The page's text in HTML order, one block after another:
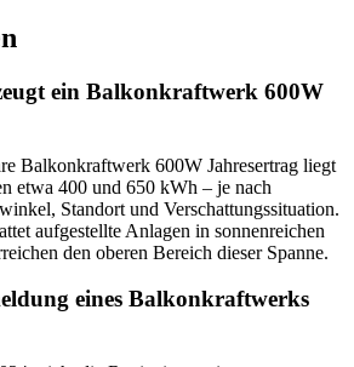
ein Balkonkraftwerk 600W
Balkonkraftwerk 600W Jahresertrag liegt
etwa 400 und 650 kWh – je nach
Standort und Verschattungssituation.
aufgestellte Anlagen in sonnenreichen
den oberen Bereich dieser Spanne.
eines Balkonkraftwerks